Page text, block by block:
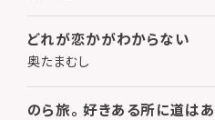
どれが恋かがわからない
奥たまむし
のら旅。 好きある所に道は